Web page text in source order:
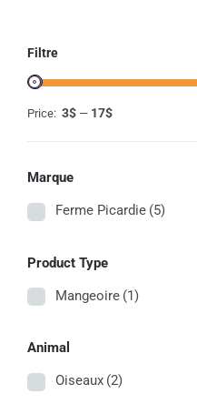
Filtre
Price: 3$ — 17$
Marque
Ferme Picardie (5)
Product Type
Mangeoire (1)
Animal
Oiseaux (2)